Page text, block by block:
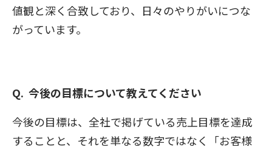
値観と深く合致しており、日々のやりがいにつな
がっています。
今後の目標について教えてください
今後の目標は、全社で掲げている売上目標を達成
することと、それを単なる数字ではなく「お客様